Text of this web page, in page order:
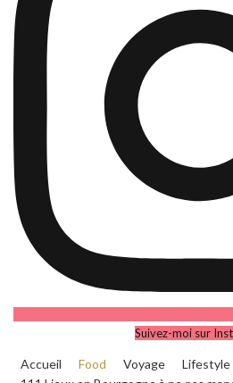
Suivez-moi sur
Accueil Food Voyage Lifestyle